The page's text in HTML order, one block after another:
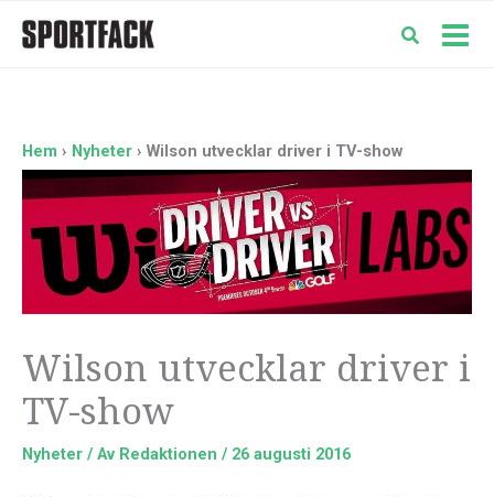
Hem Nyheter Wilson utvecklar driver i TV-show
Wilson utvecklar driver i
TV-show
Nyheter / Av Redaktionen / 26 augusti 2016